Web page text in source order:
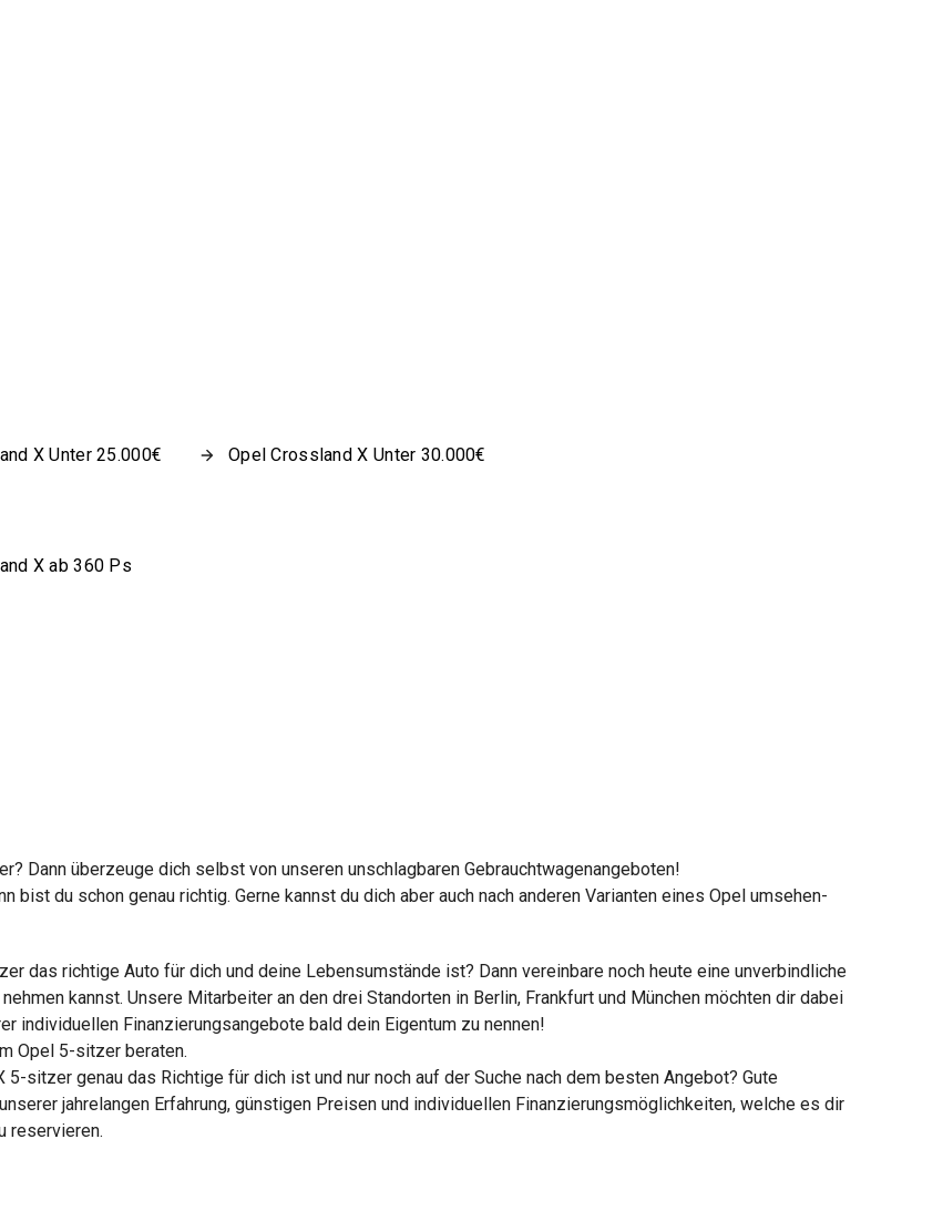
X Unter 25.000€ Opel Crossland X Unter 30.000€
X ab 360 Ps
Dann überzeuge dich selbst von unseren unschlagbaren Gebrauchtwagenangeboten!
du schon genau richtig. Gerne kannst du dich aber auch nach anderen Varianten eines Opel umsehen-
das richtige Auto für dich und deine Lebensumstände ist? Dann vereinbare noch heute eine unverbindliche
kannst. Unsere Mitarbeiter an den drei Standorten in Berlin, Frankfurt und München möchten dir dabei
individuellen Finanzierungsangebote bald dein Eigentum zu nennen!
Opel 5-sitzer beraten.
sitzer genau das Richtige für dich ist und nur noch auf der Suche nach dem besten Angebot? Gute
jahrelangen Erfahrung, günstigen Preisen und individuellen Finanzierungsmöglichkeiten, welche es dir
reservieren.